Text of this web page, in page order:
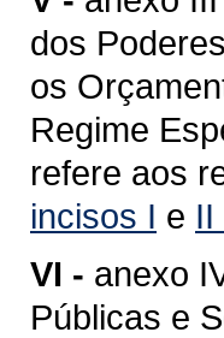
dos
os
Regime
refere aos
incisos I e II
VI - anexo
Públicas e